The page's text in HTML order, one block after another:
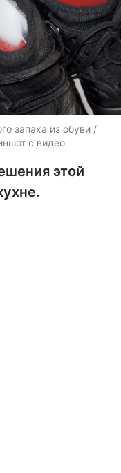
запаха из обуви /
с видео
этой